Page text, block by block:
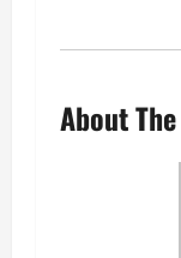
About